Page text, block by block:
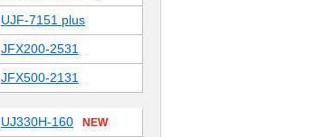
UJF-7151 plus
JFX200-2531
JFX500-2131
UJ330H-160 NEW